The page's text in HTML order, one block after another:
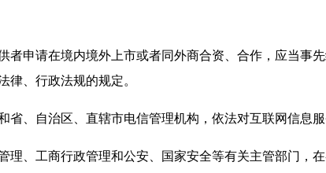
请在境内境外上市或者同外商合资、合作，应当事先
律、行政法规的规定。
自治区、直辖市电信管理机构，依法对互联网信息服
、工商行政管理和公安、国家安全等有关主管部门，